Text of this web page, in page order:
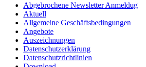
Abgebrochene Newsletter Anmeldug
Aktuell
Allgemeine Geschäftsbedingungen
Angebote
Auszeichnungen
Datenschutzerklärung
Datenschutzrichtlinien